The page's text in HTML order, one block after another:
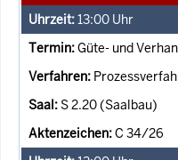
13:00 Uhr
Güte- und
S 2.20 (Saalbau)
C 34/26